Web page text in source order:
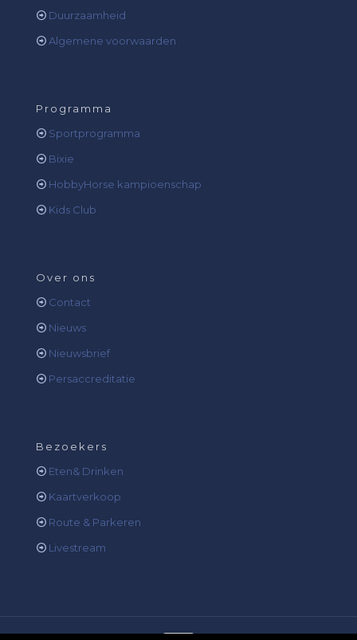
Duurzaamheid
Algemene voorwaarden
Programma
Sportprogramma
Bixie
HobbyHorse kampioenschap
Kids Club
Over ons
Contact
Nieuws
Nieuwsbrief
Persaccreditatie
Bezoekers
Eten& Drinken
Kaartverkoop
Route & Parkeren
Livestream